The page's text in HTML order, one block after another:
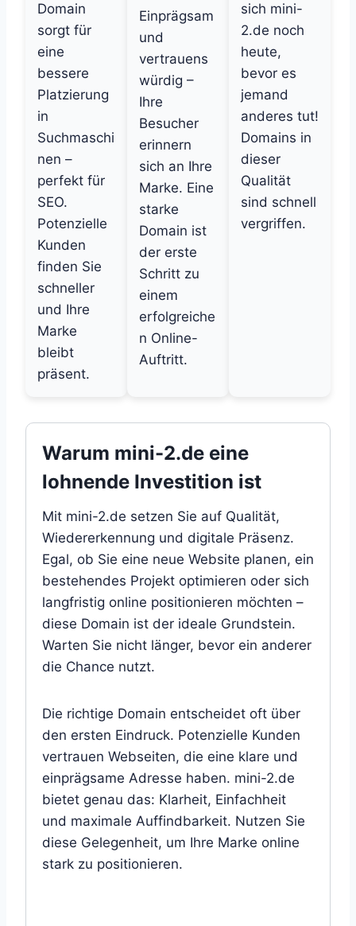
Domain
sorgt für
eine
bessere
Platzierung
in
Suchmaschi
nen –
perfekt für
SEO.
Potenzielle
Kunden
finden Sie
schneller
und Ihre
Marke
bleibt
präsent.
Einprägsam
und
vertrauens
würdig –
Ihre
Besucher
erinnern
sich an Ihre
Marke. Eine
starke
Domain ist
der erste
Schritt zu
einem
erfolgreiche
n Online-
Auftritt.
sich mini-
2.de noch
heute,
bevor es
jemand
anderes tut!
Domains in
dieser
Qualität
sind schnell
vergriffen.
Warum mini-2.de eine
lohnende Investition ist
Mit mini-2.de setzen Sie auf Qualität,
Wiedererkennung und digitale Präsenz.
Egal, ob Sie eine neue Website planen, ein
bestehendes Projekt optimieren oder sich
langfristig online positionieren möchten –
diese Domain ist der ideale Grundstein.
Warten Sie nicht länger, bevor ein anderer
die Chance nutzt.
Die richtige Domain entscheidet oft über
den ersten Eindruck. Potenzielle Kunden
vertrauen Webseiten, die eine klare und
einprägsame Adresse haben. mini-2.de
bietet genau das: Klarheit, Einfachheit
und maximale Auffindbarkeit. Nutzen Sie
diese Gelegenheit, um Ihre Marke online
stark zu positionieren.